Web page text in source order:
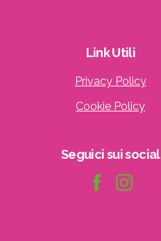
LinkUtili
Privacy Policy
Cookie Policy
Seguicisuisocial